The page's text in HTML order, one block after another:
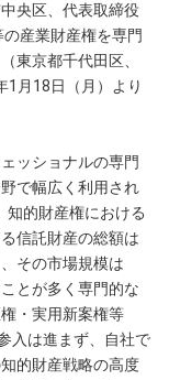
中央区、代表取締役
産業財産権を専門
東京都千代田区、
1月18日（月）より
ッショナルの専門
で幅広く利用され
知的財産権における
信託財産の総額は
その市場規模は
とが多く専門的な
・実用新案権等
入は進まず、自社で
的財産戦略の高度